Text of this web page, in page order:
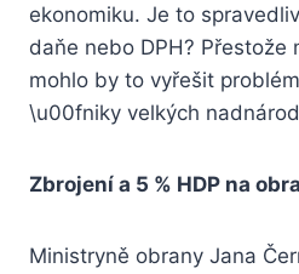
ekonomiku. Je to
daňe nebo DPH? Přestože
mohlo by to vyřešit
\u00fniky velkých
Zbrojení a 5 % HDP na
Ministryně obrany Jana